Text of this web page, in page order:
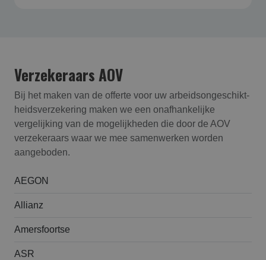
Verzekeraars AOV
Bij het maken van de offerte voor uw arbeidsongeschikt­
heids­verzekering maken we een onafhankelijke
vergelijking van de mogelijkheden die door de AOV
verzekeraars waar we mee samenwerken worden
aangeboden.
AEGON
Allianz
Amersfoortse
ASR